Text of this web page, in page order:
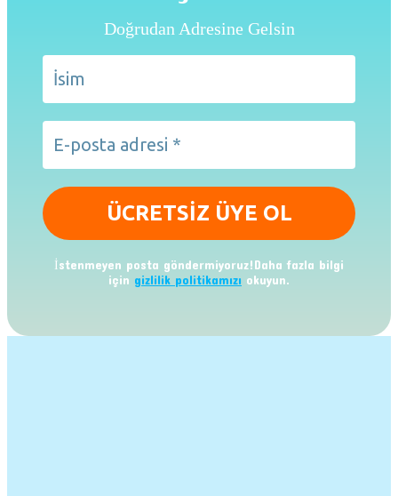
Doğrudan Adresine Gelsin
İstenmeyen posta göndermiyoruz!Daha fazla bilgi
için gizlilik politikamızı okuyun.